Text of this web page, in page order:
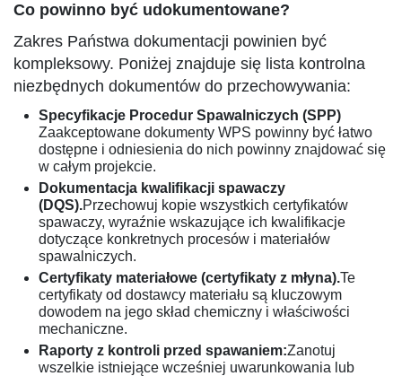
Co powinno być udokumentowane?
Zakres Państwa dokumentacji powinien być
kompleksowy. Poniżej znajduje się lista kontrolna
niezbędnych dokumentów do przechowywania:
Specyfikacje Procedur Spawalniczych (SPP)
Zaakceptowane dokumenty WPS powinny być łatwo
dostępne i odniesienia do nich powinny znajdować się
w całym projekcie.
Dokumentacja kwalifikacji spawaczy
(DQS).Przechowuj kopie wszystkich certyfikatów
spawaczy, wyraźnie wskazujące ich kwalifikacje
dotyczące konkretnych procesów i materiałów
spawalniczych.
Certyfikaty materiałowe (certyfikaty z młyna).Te
certyfikaty od dostawcy materiału są kluczowym
dowodem na jego skład chemiczny i właściwości
mechaniczne.
Raporty z kontroli przed spawaniem:Zanotuj
wszelkie istniejące wcześniej uwarunkowania lub